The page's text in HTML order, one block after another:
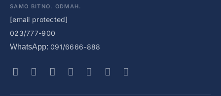
SAMO BITNO. ODMAH.
[email protected]
023/777-900
WhatsApp: 091/6666-888